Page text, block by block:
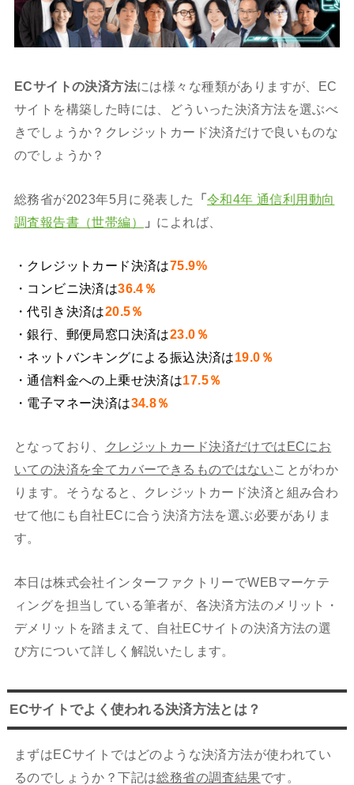
ECサイトの決済方法には様々な種類がありますが、EC
サイトを構築した時には、どういった決済方法を選ぶべ
きでしょうか？クレジットカード決済だけで良いものな
のでしょうか？
総務省が2023年5月に発表した 「令和4年 通信利用動向
調査報告書（世帯編）
」 によれば、
・クレジットカード決済は75.9%
・コンビニ決済は36.4％
・代引き決済は20.5％
・銀行、郵便局窓口決済は23.0％
・ネットバンキングによる振込決済は19.0％
・通信料金への上乗せ決済は17.5％
・電子マネー決済は34.8％
となっており、
クレジットカード決済だけではECにお
いての決済を全てカバーできるものではないことがわか
ります。そうなると、クレジットカード決済と組み合わ
せて他にも自社ECに合う決済方法を選ぶ必要がありま
す。
本日は株式会社インターファクトリーでWEBマーケテ
ィングを担当している筆者が、各決済方法のメリット・
デメリットを踏まえて、自社ECサイトの決済方法の選
び方について詳しく解説いたします。
ECサイトでよく使われる決済方法とは？
まずはECサイトではどのような決済方法が使われてい
るのでしょうか？下記は総務省の調査結果です。